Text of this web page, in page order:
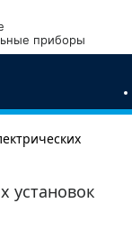
приборы
установок